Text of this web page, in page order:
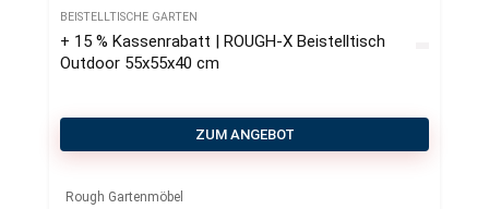
BEISTELLTISCHE GARTEN
+ 15 % Kassenrabatt | ROUGH-X Beistelltisch
Outdoor 55x55x40 cm
ZUM ANGEBOT
Rough Gartenmöbel